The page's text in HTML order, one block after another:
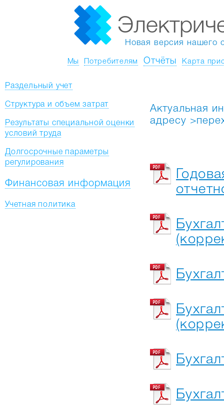
Новая версия нашего
Мы Потребителям Отчёты Карта
Раздельный учет
Структура и объем затрат
Результаты специальной оценки
условий труда
Долгосрочные параметры
регулирования
Финансовая информация
Учетная политика
Актуальная
адресу